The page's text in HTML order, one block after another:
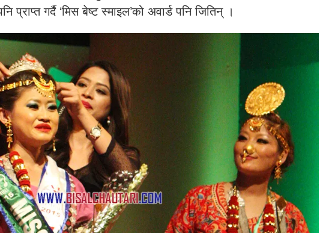
गर्दै ‘मिस बेष्ट स्माइल’को अवार्ड पनि जितिन् ।